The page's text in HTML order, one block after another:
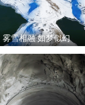
雪相融 如梦似幻